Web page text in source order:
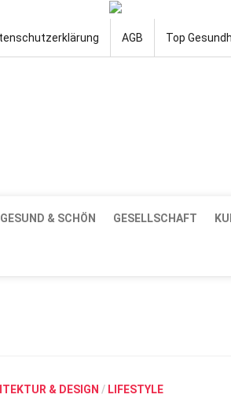
AGB Top
GESUND & SCHÖN GESELLSCHAFT
& DESIGN / LIFESTYLE